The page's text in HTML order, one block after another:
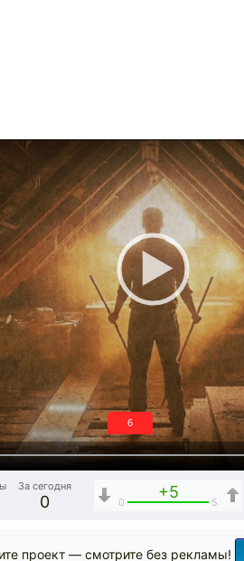
6
За сегодня
0
+5
0 5
проект — смотрите без рекламы!